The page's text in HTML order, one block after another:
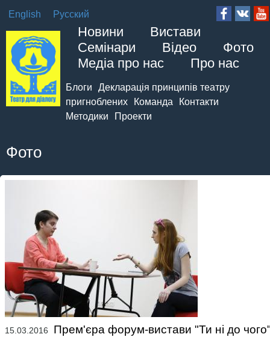
Новини
Вистави
Семінари
Відео
Фото
Медіа про нас
Про нас
Блоги
Декларація принципів театру
пригноблених
Команда
Контакти
Методики
Проекти
English Русский
Фото
15.03.2016
Прем'єра форум-вистави "Ти ні до